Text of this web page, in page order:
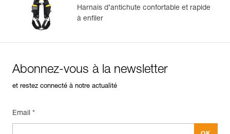
européenne
Harnais d’antichute confortable et rapide
à enfiler
Abonnez-vous à la newsletter
et restez connecté à notre actualité
Email *